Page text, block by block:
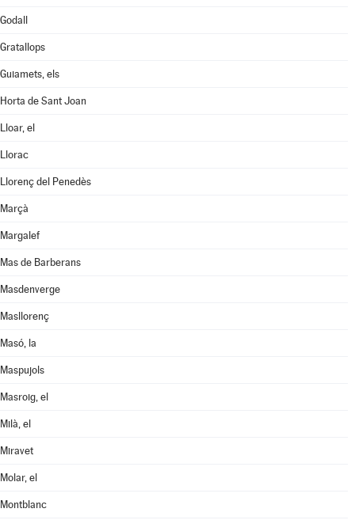
Godall
Gratallops
Guiamets, els
Horta de Sant Joan
Lloar, el
Llorac
Llorenç del Penedès
Marçà
Margalef
Mas de Barberans
Masdenverge
Masllorenç
Masó, la
Maspujols
Masroig, el
Milà, el
Miravet
Molar, el
Montblanc